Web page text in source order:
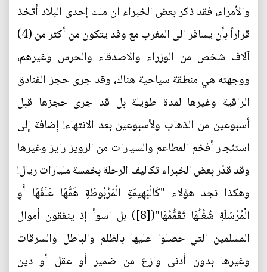
والأمراء، فقد ذكر بعض الخبراء ان ملك إحدى البلاد أتخذ
قراراً بأن يسافر الى المغرب مع وفد يتكون من أكثر من (4)
آلاف شخص من الوزراء والاصدقاء والحرس وغيرهم،
ووجهته هي منطقة سياحية هناك، وقد جرى حجز الفنادق
الراقية وغيرها لمدة طويلة بل قد جرى حجزها قبل
أسبوعين من الذهاب ولأسبوعين بعد الانتهاء! إضافة إلى
استئجار أفخم المطاعم والسيارات من الرويز رايز وغيرها
وقد قدّر بعض الخبراء تكاليف الرحلة بخمسة مليارات ريال!
وهكذا نجد هؤلاء "كَالْبَهِيمَةِ الْمَرْبُوطَةِ هَمُّهَا عَلَفُهَا أَوِ
الْمُرْسَلَةِ شُغُلُهَا تَقَمُّمُهَا"([8]) بل اسوأ إذ ينفقون أموال
المسلمين التي حصلوا عليها بالظلم والباطل والسرقات
وغيرها بدون أدنى وازع من ضمير أو عقل أو دين